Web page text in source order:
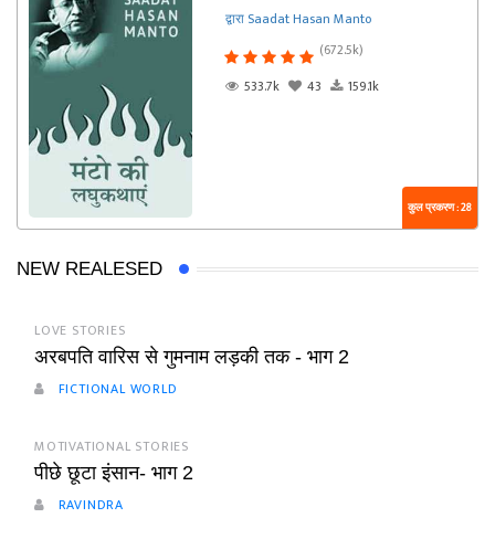
द्वारा Saadat Hasan Manto
(672.5k)
533.7k
43 159.1k
कुल प्रकरण : 28
NEW REALESED
LOVE STORIES
अरबपति वारिस से गुमनाम लड़की तक - भाग 2
FICTIONAL WORLD
MOTIVATIONAL STORIES
पीछे छूटा इंसान- भाग 2
RAVINDRA